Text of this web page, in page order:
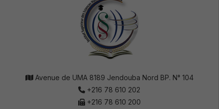
Avenue de UMA 8189 Jendouba Nord BP. N° 104
+216 78 610 202
+216 78 610 200